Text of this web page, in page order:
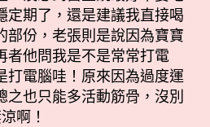
定期了，還是建議我直接喝
部份，老張則是說因為寶寶
者他問我是不是常常打電
打電腦哇！原來因為過度運
之也只能多活動筋骨，沒別
啊！